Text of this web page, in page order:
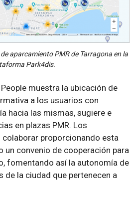
aparcamiento PMR de Tarragona en la
Park4dis.
muestra la ubicación de
a los usuarios con
hacia las mismas, sugiere e
en plazas PMR. Los
proporcionando esta
convenio de cooperación para
fomentando así la autonomía de
de la ciudad que pertenecen a